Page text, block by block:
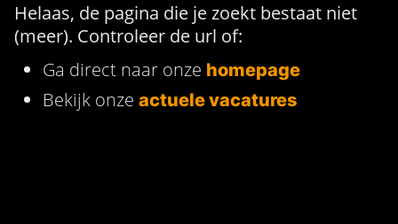
Helaas, de pagina die je zoekt bestaat niet
(meer). Controleer de url of:
Ga direct naar onze homepage
Bekijk onze actuele vacatures